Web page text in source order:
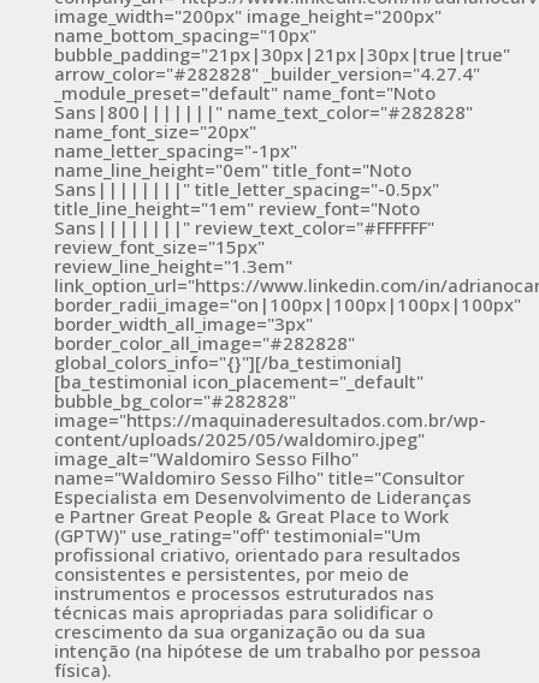
image_width="200px" image_height="200px"
name_bottom_spacing="10px"
bubble_padding="21px|30px|21px|30px|true|true"
arrow_color="#282828" _builder_version="4.27.4"
_module_preset="default" name_font="Noto
Sans|800|||||||" name_text_color="#282828"
name_font_size="20px"
name_letter_spacing="-1px"
name_line_height="0em" title_font="Noto
Sans||||||||" title_letter_spacing="-0.5px"
title_line_height="1em" review_font="Noto
Sans||||||||" review_text_color="#FFFFFF"
review_font_size="15px"
review_line_height="1.3em"
link_option_url="https://www.linkedin.com/in/
border_radii_image="on|100px|100px|100px|100px"
border_width_all_image="3px"
border_color_all_image="#282828"
global_colors_info="{}"][/ba_testimonial]
[ba_testimonial icon_placement="_default"
bubble_bg_color="#282828"
image="https://maquinaderesultados.com.br/wp-
content/uploads/2025/05/waldomiro.jpeg"
image_alt="Waldomiro Sesso Filho"
name="Waldomiro Sesso Filho" title="Consultor
Especialista em Desenvolvimento de Lideranças
e Partner Great People & Great Place to Work
(GPTW)" use_rating="off" testimonial="Um
profissional criativo, orientado para resultados
consistentes e persistentes, por meio de
instrumentos e processos estruturados nas
técnicas mais apropriadas para solidificar o
crescimento da sua organização ou da sua
intenção (na hipótese de um trabalho por pessoa
física).